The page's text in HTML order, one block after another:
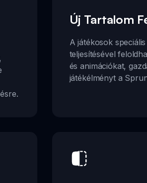
Új Tartalom
A játékosok
teljesítésével
és animációkat,
játékélményt a